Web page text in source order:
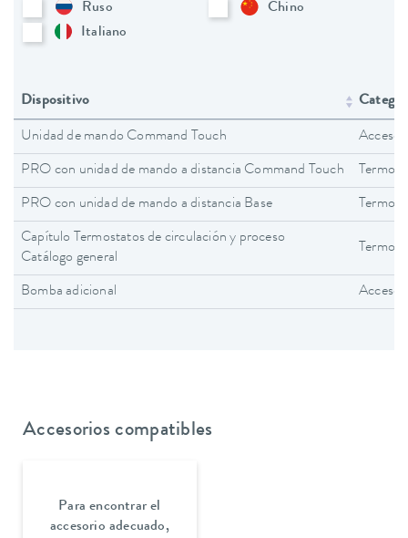
Ruso
Chino
Italiano
Dispositivo
Unidad de mando Command Touch
PRO con unidad de mando a distancia Command Touch
PRO con unidad de mando a distancia Base
Capítulo Termostatos de circulación y proceso
Catálogo general
Bomba adicional
Accesorios compatibles
Para encontrar el
accesorio adecuado,